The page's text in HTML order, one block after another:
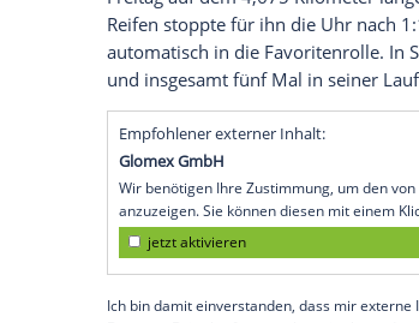
allem dadurch, dass er sich
ramponierte. Der WM-
ließen sich vom
Form aus den ersten beiden
Training aus den Top 10.
Verstappenvergeigt Runde
Doch der Reihe nach.